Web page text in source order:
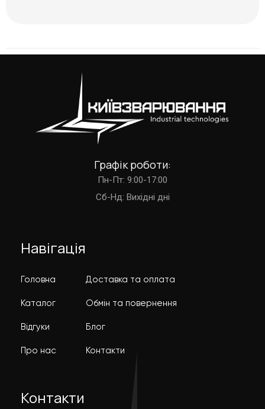
Графік роботи:
Пн-Пт: 9:00-17:00
Cб-Нд: Вихідні дні
Навігація
Головна
Каталог
Відгуки
Про нас
Доставка та оплата
Обмін та повернення
Блог
Контакти
Контакти